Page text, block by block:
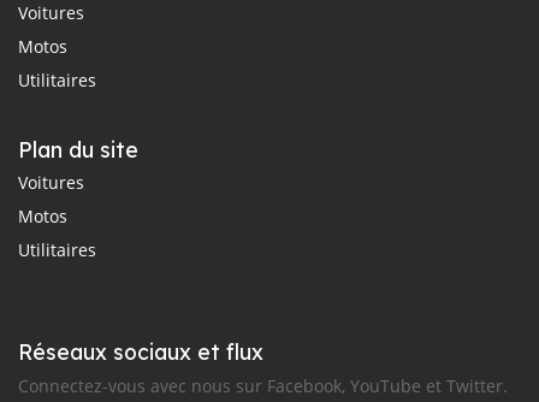
Voitures
Motos
Utilitaires
Plan du site
Voitures
Motos
Utilitaires
Réseaux sociaux et flux
Connectez-vous avec nous sur Facebook, YouTube et Twitter.